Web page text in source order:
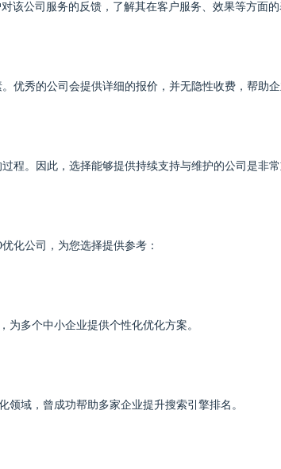
该公司服务的反馈，了解其在客户服务、效果等方面的
优秀的公司会提供详细的报价，并无隐性收费，帮助企
程。因此，选择能够提供持续支持与维护的公司是非常
化公司，为您选择提供参考：
为多个中小企业提供个性化优化方案。
域，曾成功帮助多家企业提升搜索引擎排名。